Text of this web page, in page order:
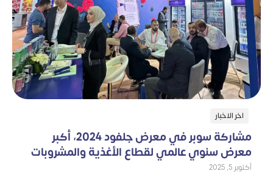
اخر الاخبار
مشاركة سوبر في معرض جلفود 2024، أكبر
معرض سنوي عالمي لقطاع الأغذية والمشروبات
أكتوبر 5, 2025